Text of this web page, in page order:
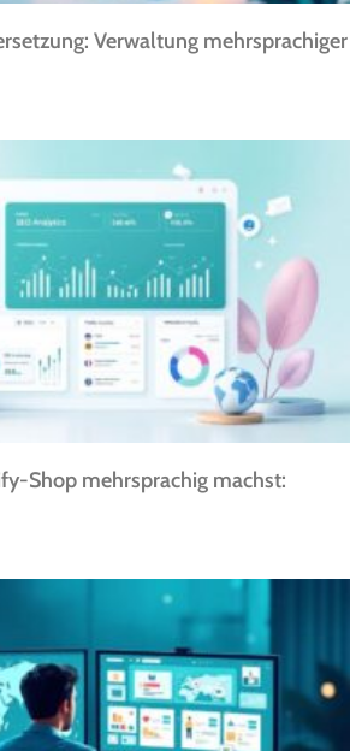
Verwaltung mehrsprachiger
Shop mehrsprachig machst: